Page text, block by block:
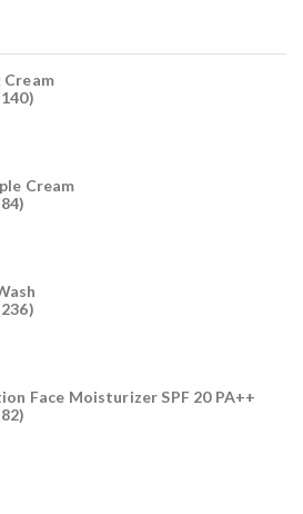
Cream
Face Moisturizer SPF 20 PA++